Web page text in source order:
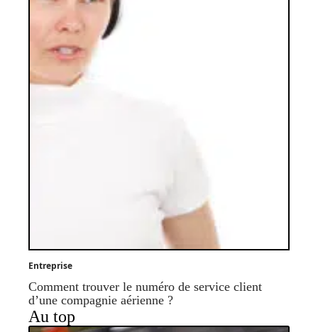
Entreprise
Comment trouver le numéro de service client
d’une compagnie aérienne ?
Au top